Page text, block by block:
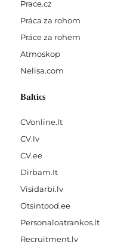
Prace.cz
Práca za rohom
Práce za rohem
Atmoskop
Nelisa.com
Baltics
CVonline.lt
CV.lv
CV.ee
Dirbam.It
Visidarbi.lv
Otsintood.ee
Personaloatrankos.lt
Recruitment.lv